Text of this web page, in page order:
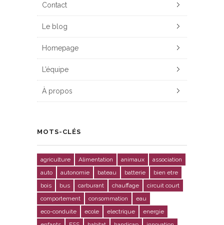
Contact
Le blog
Homepage
L’équipe
À propos
MOTS-CLÉS
agriculture Alimentation animaux
association
auto
autonomie bateau batterie
bien etre
bois
bus carburant chauffage
circuit court
comportement
consommation
eau
eco-conduite
ecole electrique
energie